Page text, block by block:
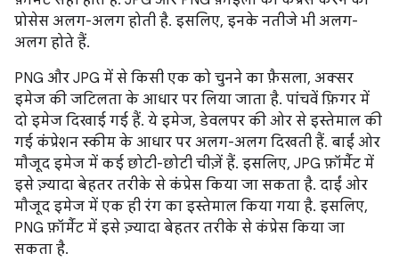
प्रोसेस अलग-अलग होती है. इसलिए, इनके नतीजे भी अलग-
अलग होते हैं.
PNG और JPG में से किसी एक को चुनने का फ़ैसला, अक्सर
इमेज की जटिलता के आधार पर लिया जाता है. पांचवें फ़िगर में
दो इमेज दिखाई गई हैं. ये इमेज, डेवलपर की ओर से इस्तेमाल की
गई कंप्रेशन स्कीम के आधार पर अलग-अलग दिखती हैं. बाईं ओर
मौजूद इमेज में कई छोटी-छोटी चीज़ें हैं. इसलिए, JPG फ़ॉर्मैट में
इसे ज़्यादा बेहतर तरीके से कंप्रेस किया जा सकता है. दाईं ओर
मौजूद इमेज में एक ही रंग का इस्तेमाल किया गया है. इसलिए,
PNG फ़ॉर्मैट में इसे ज़्यादा बेहतर तरीके से कंप्रेस किया जा
सकता है.